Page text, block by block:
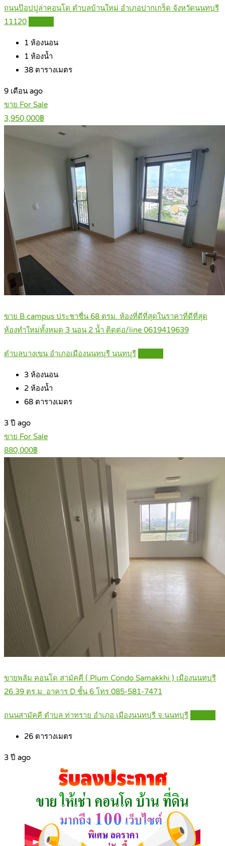
ถนนป๊อปปูล่าคอนโด ตำบลบ้านใหม่ อำเภอปากเกร็ด จังหวัดนนทบุรี
11120
1 ห้องนอน
1 ห้องน้ำ
38 ตารางเมตร
9 เดือน ago
ขาย For Sale
3,950,000฿
ขาย B campus ประชาชื่น 68 ตรม. ห้องที่ดีที่สุดในราคาที่ดีที่สุด
ห้องทำใหม่ทั้งหมด 3 นอน 2 น้ำ ติดต่อ/line 0619419639
ตำบลบางเขน อำเภอเมืองนนทบุรี นนทบุรี
3 ห้องนอน
2 ห้องน้ำ
68 ตารางเมตร
3 ปี ago
ขาย For Sale
880,000฿
ขายพลัม คอนโด สามัคคี ( Plum Condo Samakkhi ) เมืองนนทบุรี
26.39 ตร.ม. อาคาร D ชั้น 6 โทร 085-581-7471
ถนนสามัคคี ตำบล ท่าทราย อำเภอ เมืองนนทบุรี จ.นนทบุรี
26 ตารางเมตร
3 ปี ago